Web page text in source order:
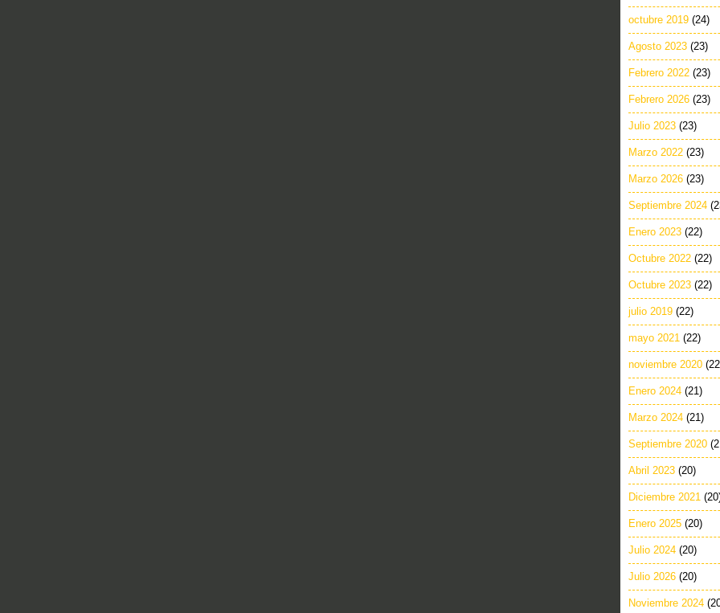
octubre 2019 (24)
Agosto 2023 (23)
Febrero 2022 (23)
Febrero 2026 (23)
Julio 2023 (23)
Marzo 2022 (23)
Marzo 2026 (23)
Septiembre 2024
Enero 2023 (22)
Octubre 2022 (22)
Octubre 2023 (22)
julio 2019 (22)
mayo 2021 (22)
noviembre 2020
Enero 2024 (21)
Marzo 2024 (21)
Septiembre 2020
Abril 2023 (20)
Diciembre 2021
Enero 2025 (20)
Julio 2024 (20)
Julio 2026 (20)
Noviembre 2024